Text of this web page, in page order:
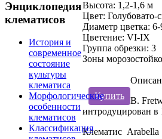
Высота: 1,2-1,6 м
Цвет: Голубовато-
Диаметр цветка: 6-
Цветение: VI-IX
Группа обрезки: 3
Зоны
Купить
B.
интродуцирован в
Клематис Arabella
Энциклопедия
клематисов
История и
современное
состояние
культуры
клематиса
Морфологические
особенности
клематисов
Классификация